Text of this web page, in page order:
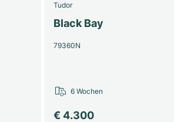
Tudor
Black Bay
79360N
€ 4.300
6 Wochen